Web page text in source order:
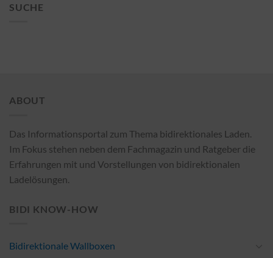
SUCHE
ABOUT
Das Informationsportal zum Thema bidirektionales Laden.
Im Fokus stehen neben dem Fachmagazin und Ratgeber die
Erfahrungen mit und Vorstellungen von bidirektionalen
Ladelösungen.
BIDI KNOW-HOW
Bidirektionale Wallboxen